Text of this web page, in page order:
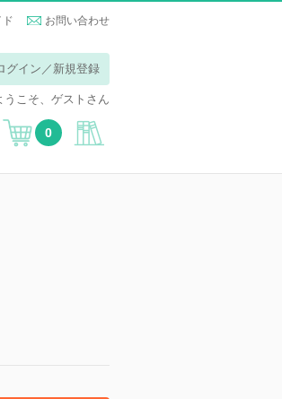
ド お問い合わせ
グイン／新規登録
うこそ、ゲストさん
0